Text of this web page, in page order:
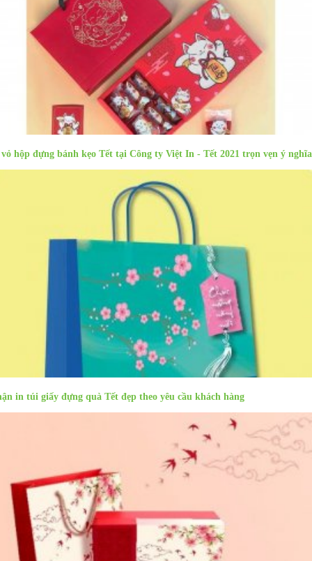
Sản phẩm cùng danh mục
hộp đựng bánh kẹo Tết tại Công ty Việt In - Tết 2021 trọn vẹn ý nghĩa
in túi giấy đựng quà Tết đẹp theo yêu cầu khách hàng